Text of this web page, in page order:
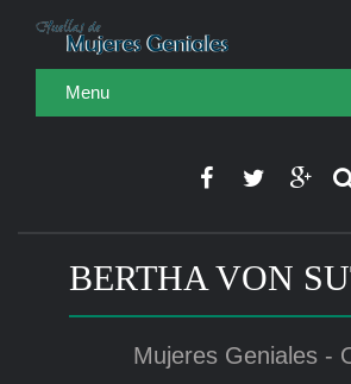
Menu
BERTHA VON
Mujeres Geniales -